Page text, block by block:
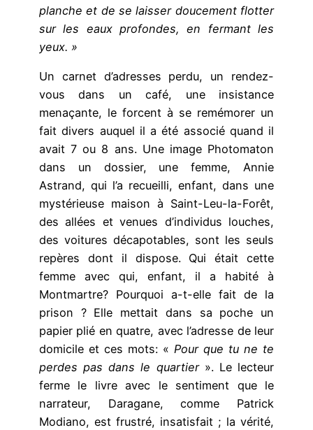
planche et de se laisser doucement flotter
sur les eaux profondes, en fermant les
yeux. »
Un carnet d’adresses perdu, un rendez-
vous dans un café, une insistance
menaçante, le forcent à se remémorer un
fait divers auquel il a été associé quand il
avait 7 ou 8 ans. Une image Photomaton
dans un dossier, une femme, Annie
Astrand, qui l’a recueilli, enfant, dans une
mystérieuse maison à Saint-Leu-la-Forêt,
des allées et venues d’individus louches,
des voitures décapotables, sont les seuls
repères dont il dispose. Qui était cette
femme avec qui, enfant, il a habité à
Montmartre? Pourquoi a-t-elle fait de la
prison ? Elle mettait dans sa poche un
papier plié en quatre, avec l’adresse de leur
domicile et ces mots: « Pour que tu ne te
perdes pas dans le quartier ». Le lecteur
ferme le livre avec le sentiment que le
narrateur, Daragane, comme Patrick
Modiano, est frustré, insatisfait ; la vérité,